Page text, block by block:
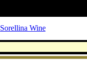
Sorellina Wine